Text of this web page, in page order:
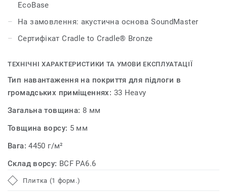
EcoBase
На замовлення: акустична основа SoundMaster
Сертифікат Cradle to Cradle® Bronze
ТЕХНІЧНІ ХАРАКТЕРИСТИКИ ТА УМОВИ ЕКСПЛУАТАЦІЇ
Тип навантаження на покриття для підлоги в
громадських приміщеннях: 33 Heavy
Загальна товщина: 8 мм
Товщина ворсу: 5 мм
Вага:4450 г/м²
Склад ворсу: BCF PA6.6
Плитка (1 форм.)